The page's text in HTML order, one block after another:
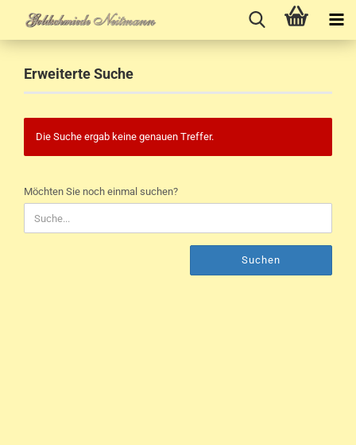
Erweiterte Suche
Die Suche ergab keine genauen Treffer.
MÖCHTEN
SIE
NOCH
EINMAL
Möchten Sie noch einmal suchen?
Suchen